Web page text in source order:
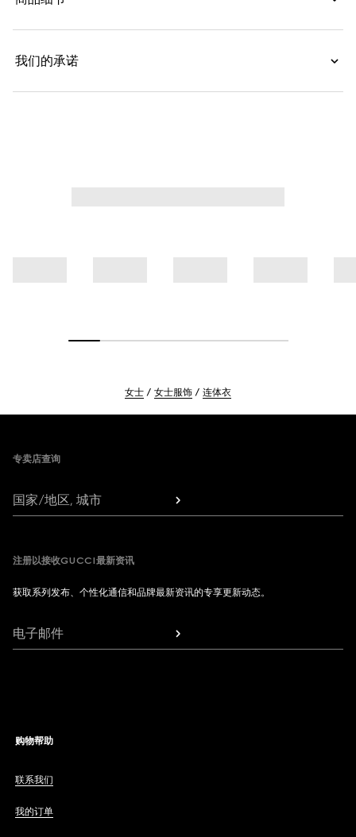
我们的承诺
女士 女士服饰 连体衣
专卖店查询
国家/地区, 城市
注册以接收GUCCI最新资讯
获取系列发布、个性化通信和品牌最新资讯的专享更新动态。
电子邮件
购物帮助
联系我们
我的订单